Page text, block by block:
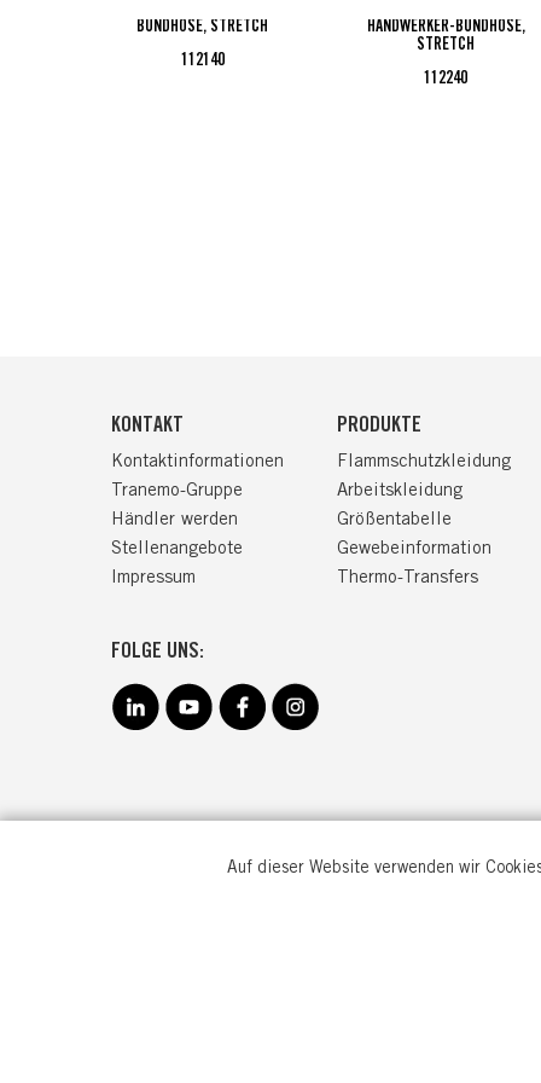
BUNDHOSE, STRETCH
112140
HANDWERKER-BUNDHOSE,
STRETCH
112240
KONTAKT
Kontaktinformationen
Tranemo-Gruppe
Händler werden
Stellenangebote
Impressum
FOLGE UNS:
PRODUKTE
Flammschutzkleidung
Arbeitskleidung
Größentabelle
Gewebeinformation
Thermo-Transfers
Auf dieser Website verwenden wir